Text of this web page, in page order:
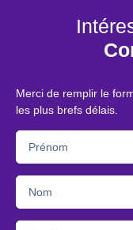
Merci de remplir le
les plus brefs délais.
Prénom
Nom